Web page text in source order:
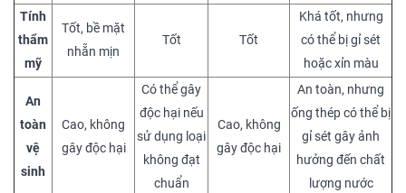
Tính
thẩm
mỹ
Tốt, bề mặt
nhẵn mịn
Tốt Tốt
Khá tốt, nhưng
có thể bị gỉ sét
hoặc xỉn màu
An
toàn
vệ
sinh
Cao, không
gây độc hại
Có thể gây
độc hại nếu
sử dụng loại
không đạt
chuẩn
Cao, không
gây độc hại
An toàn, nhưng
ống thép có thể bị
gỉ sét gây ảnh
hưởng đến chất
lượng nước